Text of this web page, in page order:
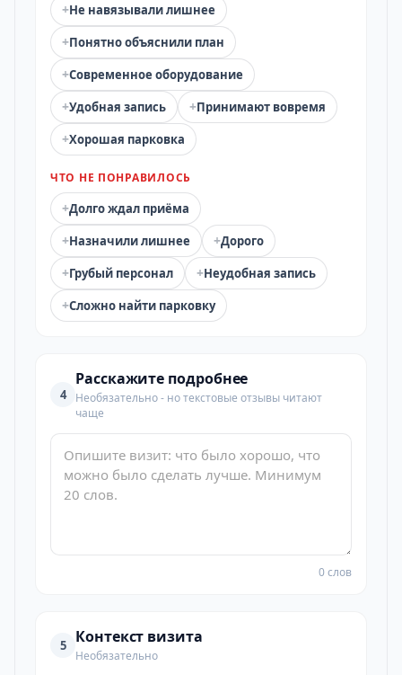
+Не навязывали лишнее
+Понятно объяснили план
+Современное оборудование
+Удобная запись +Принимают вовремя
+Хорошая парковка
ЧТО НЕ ПОНРАВИЛОСЬ
+Долго ждал приёма
+Назначили лишнее +Дорого
+Грубый персонал +Неудобная запись
+Сложно найти парковку
4
Расскажите подробнее
Необязательно - но текстовые отзывы читают
чаще
0 слов
5 Контекст визита
Необязательно